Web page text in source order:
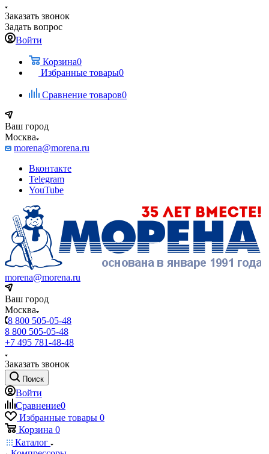
Заказать звонок
Задать вопрос
Войти
Корзина0
Избранные товары0
Сравнение товаров0
Ваш город
Москва
morena@morena.ru
Вконтакте
Telegram
YouTube
morena@morena.ru
Ваш город
Москва
8 800 505-05-48
8 800 505-05-48
+7 495 781-48-48
Заказать звонок
Поиск
Войти
Сравнение0
Избранные товары 0
Корзина 0
Каталог